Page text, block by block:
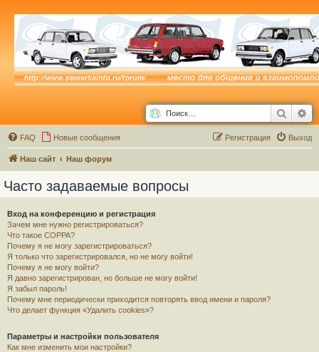
Поиск
FAQ Новые сообщения Выход
Регистрация
Наш сайт Наш форум
Часто задаваемые вопросы
Вход на конференцию и регистрация
Зачем мне нужно регистрироваться?
Что такое COPPA?
Почему я не могу зарегистрироваться?
Я только что зарегистрировался, но не могу войти!
Почему я не могу войти?
Я давно зарегистрирован, но больше не могу войти!
Я забыл пароль!
Почему мне периодически приходится повторять ввод имени и пароля?
Что делает функция «Удалить cookies»?
Параметры и настройки пользователя
Как мне изменить мои настройки?